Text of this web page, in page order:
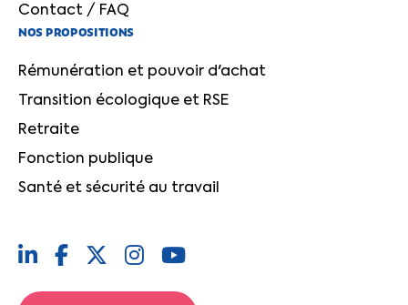
Contact / FAQ
NOS PROPOSITIONS
Rémunération et pouvoir d'achat
Transition écologique et RSE
Retraite
Fonction publique
Santé et sécurité au travail